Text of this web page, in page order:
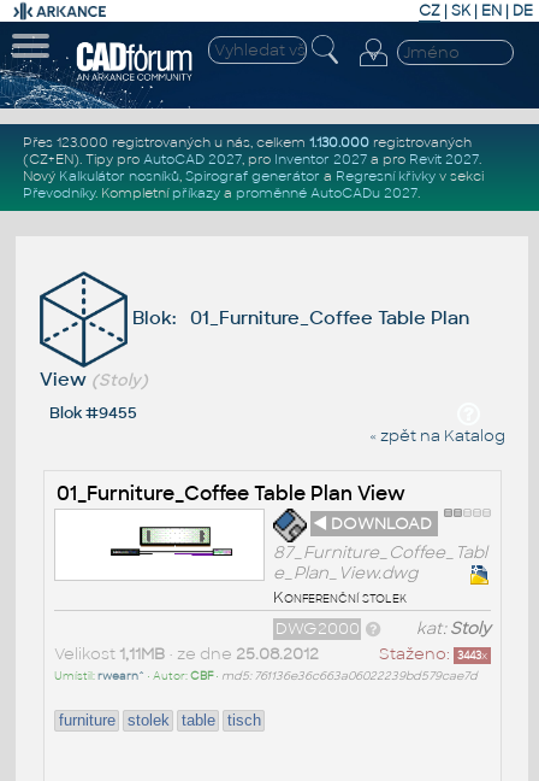
CZ | SK| EN | DE
Přes 123.000 registrovaných u nás, celkem 1.130.000registrovaných
(CZ+EN). Tipy pro AutoCAD 2027, pro Inventor 2027a pro Revit 2027.
Nový Kalkulátor nosníků, Spirograf generátor a Regresní křivkyv sekci
Převodníky. Kompletní příkazya proměnné AutoCADu 2027.
Blok: 01_Furniture_Coffee Table Plan
View (Stoly)
Blok #9455
« zpět na Katalog
01_Furniture_Coffee Table Plan View
◄ DOWNLOAD
87_Furniture_Coffee_Tabl
e_Plan_View.dwg
Konferenční stolek
kat:Stoly
DWG2000
Staženo: 3443x
Velikost 1,11MB• ze dne 25.08.2012
Umístil:rwearn^ • Autor:CBF• md5: 761136e36c663a06022239bd579cae7d
furniture stolek table tisch